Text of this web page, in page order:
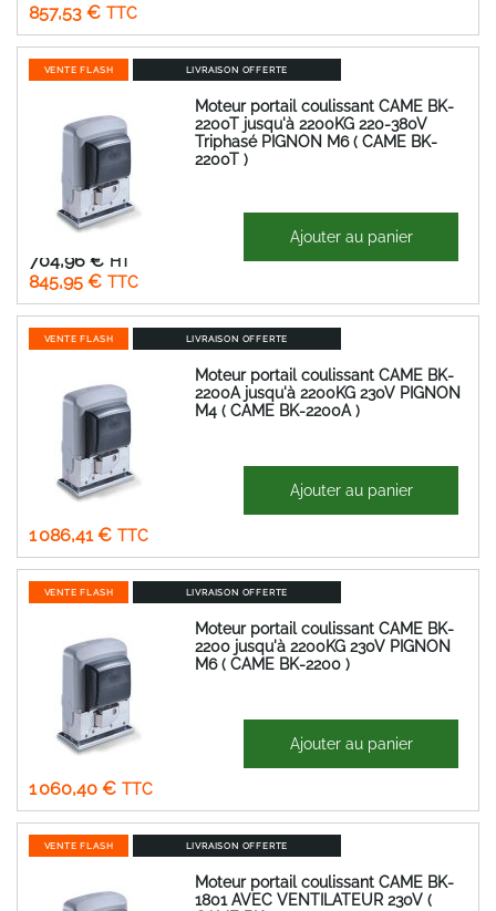
857,53 €
VENTE FLASH LIVRAISON OFFERTE
Moteur portail coulissant CAME BK-
2200T jusqu'à 2200KG 220-380V
Triphasé PIGNON M6 ( CAME BK-
2200T )
Spécial
845,95 €
704,96 €
1 507,66 € Ajouter au panier
VENTE FLASH LIVRAISON OFFERTE
Moteur portail coulissant CAME BK-
2200A jusqu'à 2200KG 230V PIGNON
M4 ( CAME BK-2200A )
1 086,41 €
1 936,21 € Ajouter au panier
VENTE FLASH LIVRAISON OFFERTE
Moteur portail coulissant CAME BK-
2200 jusqu'à 2200KG 230V PIGNON
M6 ( CAME BK-2200 )
1 060,40 €
1 889,85 € Ajouter au panier
VENTE FLASH LIVRAISON OFFERTE
Moteur portail coulissant CAME BK-
1801 AVEC VENTILATEUR 230V (